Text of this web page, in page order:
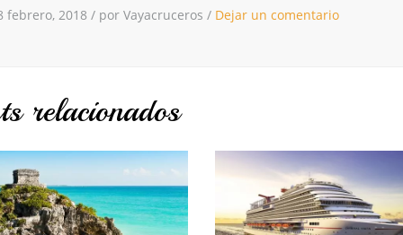
febrero, 2018 / por Vayacruceros / Dejar un comentario
relacionados